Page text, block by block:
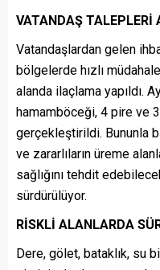
VATANDAŞ TALEPLERİ
Vatandaşlardan gelen
bölgelerde hızlı
alanda ilaçlama yapıldı.
hamamböceği, 4 pire ve
gerçekleştirildi. Bununla
ve zararlıların üreme
sağlığını tehdit
sürdürülüyor.
RİSKLİ ALANLARDA
Dere, gölet, bataklık, su